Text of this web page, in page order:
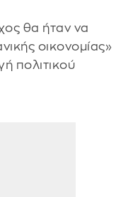
θα ήταν να
οικονομίας»
πολιτικού